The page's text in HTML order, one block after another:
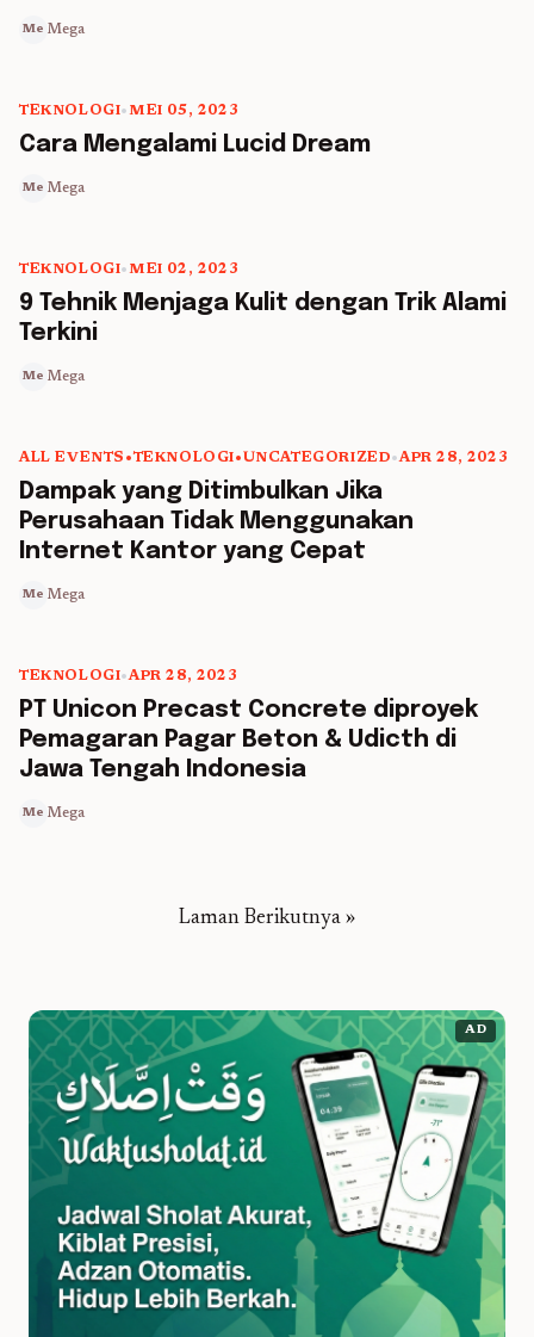
Me Mega
TEKNOLOGI•MEI 05, 2023
Cara Mengalami Lucid Dream
Me Mega
5 min read
TEKNOLOGI•MEI 02, 2023
9 Tehnik Menjaga Kulit dengan Trik Alami
Terkini
Me Mega
ALL EVENTS •TEKNOLOGI•UNCATEGORIZED•APR 28, 2023
Dampak yang Ditimbulkan Jika
Perusahaan Tidak Menggunakan
Internet Kantor yang Cepat
Me Mega
5 min read
TEKNOLOGI•APR 28, 2023
PT Unicon Precast Concrete diproyek
Pemagaran Pagar Beton & Udicth di
Jawa Tengah Indonesia
Me Mega
Laman Berikutnya »
AD